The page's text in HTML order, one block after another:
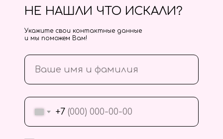
+7
НЕ НАШЛИ ЧТО ИСКАЛИ?
Укажите свои контактные данные
и мы поможем Вам!